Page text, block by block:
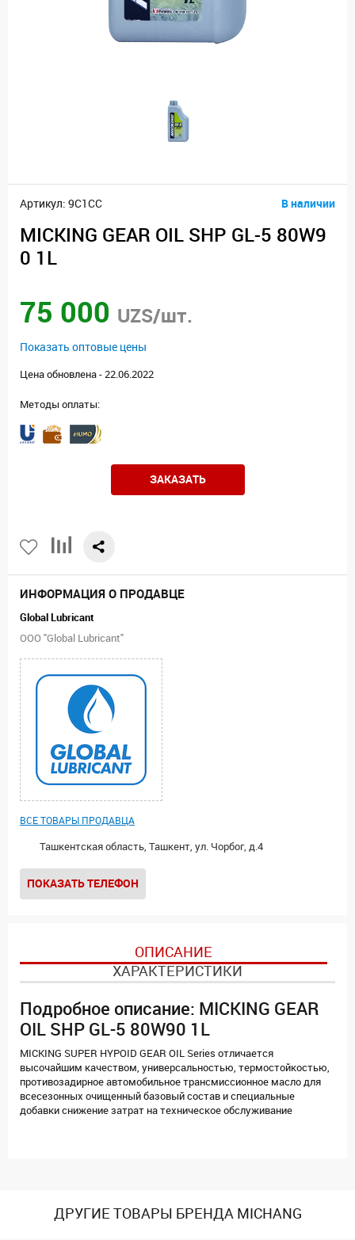
Артикул: 9C1CC В наличии
MICKING GEAR OIL SHP GL-5 80W9
0 1L
75 000 UZS/шт.
Показать оптовые цены
Цена обновлена - 22.06.2022
Методы оплаты:
ЗАКАЗАТЬ
ИНФОРМАЦИЯ О ПРОДАВЦЕ
Global Lubricant
ООО "Global Lubricant"
ВСЕ ТОВАРЫ ПРОДАВЦА
Ташкентская область, Ташкент, ул. Чорбог, д.4
ПОКАЗАТЬ ТЕЛЕФОН
ОПИСАНИЕ
ХАРАКТЕРИСТИКИ
Подробное описание: MICKING GEAR
OIL SHP GL-5 80W90 1L
MICKING SUPER HYPOID GEAR OIL Series отличается
высочайшим качеством, универсальностью, термостойкостью,
противозадирное автомобильное трансмиссионное масло для
всесезонных очищенный базовый состав и специальные
добавки снижение затрат на техническое обслуживание
ДРУГИЕ ТОВАРЫ БРЕНДА MICHANG